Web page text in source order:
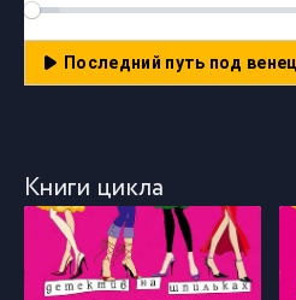
Последний путь под венец
Книги цикла